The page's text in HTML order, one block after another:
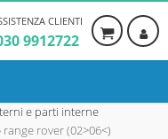
CLIENTI
9912722
e parti interne
range rover (02>06<)